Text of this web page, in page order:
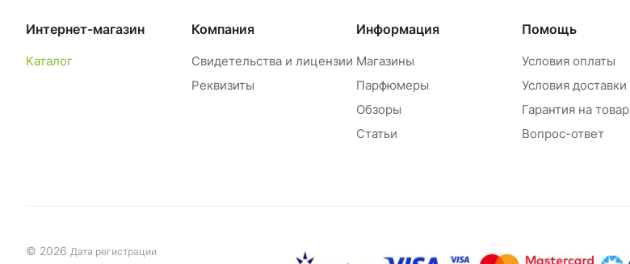
Интернет-магазин
Каталог
Компания
Свидетельства и лицензии
Реквизиты
Информация
Магазины
Парфюмеры
Обзоры
Статьи
Помощь
Условия оплаты
Условия доставки
Гарантия на товар
Вопрос-ответ
© 2026 Дата регистрации